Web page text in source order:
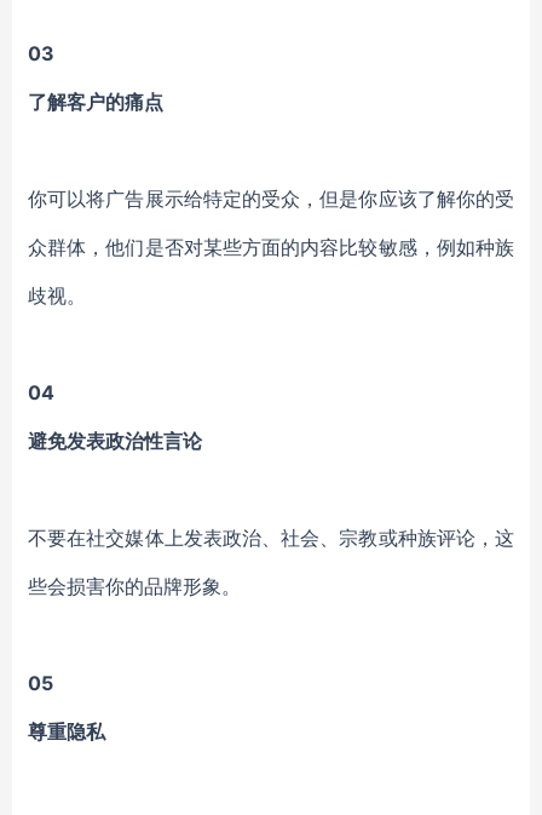
03
了解客户的痛点
你可以将广告展示给特定的受众，但是你应该了解你的受
众群体，他们是否对某些方面的内容比较敏感，例如种族
歧视。
04
避免发表政治性言论
不要在社交媒体上发表政治、社会、宗教或种族评论，这
些会损害你的品牌形象。
05
尊重隐私